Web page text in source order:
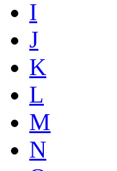
I
J
K
L
M
N